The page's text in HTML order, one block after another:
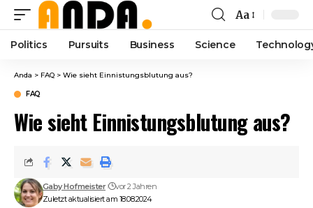
Font
Resizer
Aa
Politics Pursuits Business Science
Anda > FAQ > Wie sieht Einnistungsblutung aus?
FAQ
Wie sieht Einnistungsblutung aus?
Zuletzt aktualisiert am 18.08.2024
Gaby Hofmeister vor 2 Jahren